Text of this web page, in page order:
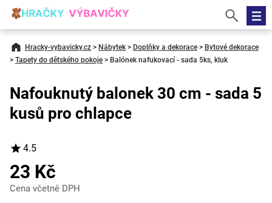
Hracky-vybavicky.cz > Nábytek > Doplňky a dekorace > Bytové dekorace
> Tapety do dětského pokoje > Balónek nafukovací - sada 5ks, kluk
Nafouknutý balonek 30 cm - sada 5
kusů pro chlapce
4.5
23 Kč
Cena včetně DPH